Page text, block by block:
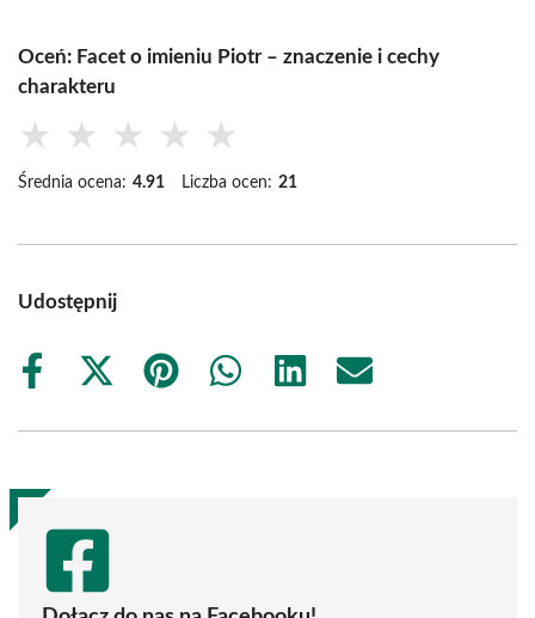
Oceń: Facet o imieniu Piotr – znaczenie i cechy
charakteru
★ ★ ★ ★ ★
Średnia ocena: 4.91 Liczba ocen: 21
Udostępnij
Share
Share
(Twitter)
Share
Share
Share
Share